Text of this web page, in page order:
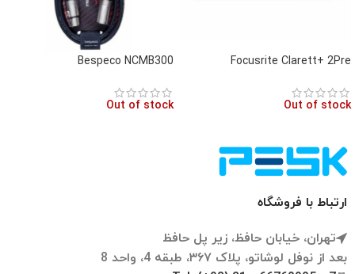
Focusrite Clarett+ 2Pre
Out of stock
Bespeco NCMB300
Out of stock
ارتباط با فروشگاه
تهران، خیابان حافظ، زیر پل حافظ
بعد از نوفل لوشاتو، پلاک ۳۶۷، طبقه 4، واحد 8